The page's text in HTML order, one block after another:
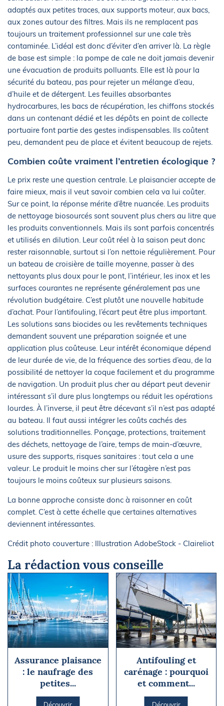
adaptés aux petites traces, aux supports moteur, aux bacs,
aux zones autour des filtres. Mais ils ne remplacent pas
toujours un traitement professionnel sur une cale très
contaminée. L’idéal est donc d’éviter d’en arriver là. La règle
de base est simple : la pompe de cale ne doit jamais devenir
une évacuation de produits polluants. Elle est là pour la
sécurité du bateau, pas pour rejeter un mélange d’eau,
d’huile et de détergent. Les feuilles absorbantes
hydrocarbures, les bacs de récupération, les chiffons stockés
dans un contenant dédié et les dépôts en point de collecte
portuaire font partie des gestes indispensables. Ils coûtent
peu, demandent peu de place et évitent beaucoup de rejets.
Combien coûte vraiment l’entretien écologique ?
Le prix reste une question centrale. Le plaisancier accepte de
faire mieux, mais il veut savoir combien cela va lui coûter.
Sur ce point, la réponse mérite d’être nuancée. Les produits
de nettoyage biosourcés sont souvent plus chers au litre que
les produits conventionnels. Mais ils sont parfois concentrés
et utilisés en dilution. Leur coût réel à la saison peut donc
rester raisonnable, surtout si l’on nettoie régulièrement. Pour
un bateau de croisière de taille moyenne, passer à des
nettoyants plus doux pour le pont, l’intérieur, les inox et les
surfaces courantes ne représente généralement pas une
révolution budgétaire. C’est plutôt une nouvelle habitude
d’achat. Pour l’antifouling, l’écart peut être plus important.
Les solutions sans biocides ou les revêtements techniques
demandent souvent une préparation soignée et une
application plus coûteuse. Leur intérêt économique dépend
de leur durée de vie, de la fréquence des sorties d’eau, de la
possibilité de nettoyer la coque facilement et du programme
de navigation. Un produit plus cher au départ peut devenir
intéressant s’il dure plus longtemps ou réduit les opérations
lourdes. À l’inverse, il peut être décevant s’il n’est pas adapté
au bateau. Il faut aussi intégrer les coûts cachés des
solutions traditionnelles. Ponçage, protections, traitement
des déchets, nettoyage de l’aire, temps de main-d’œuvre,
usure des supports, risques sanitaires : tout cela a une
valeur. Le produit le moins cher sur l’étagère n’est pas
toujours le moins coûteux sur plusieurs saisons.
La bonne approche consiste donc à raisonner en coût
complet. C’est à cette échelle que certaines alternatives
deviennent intéressantes.
Crédit photo couverture : Illustration AdobeStock - Claireliot
La rédaction vous conseille
Assurance plaisance
: le naufrage des
petites...
Antifouling et
carénage : pourquoi
et comment...